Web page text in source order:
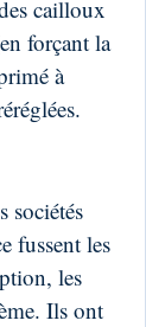
cailloux
forçant la
à
sociétés
fussent les
les
Ils ont